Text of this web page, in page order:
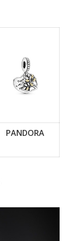
PANDORA